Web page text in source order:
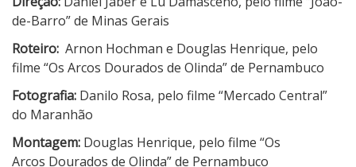
de-Barro” de Minas Gerais
Roteiro: Arnon Hochman e Douglas Henrique, pelo
filme “Os Arcos Dourados de Olinda” de Pernambuco
Fotografia: Danilo Rosa, pelo filme “Mercado Central”
do Maranhão
Montagem: Douglas Henrique, pelo filme “Os
Arcos Dourados de Olinda” de Pernambuco